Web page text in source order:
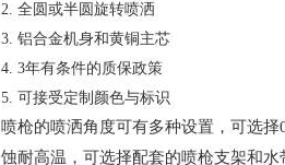
2. 全圆或半圆旋转喷洒
3. 铝合金机身和黄铜主芯
4. 3年有条件的质保政策
5. 可接受定制颜色与标识
喷枪的喷洒角度可有多种设置，可选
蚀耐高温，可选择配套的喷枪支架和